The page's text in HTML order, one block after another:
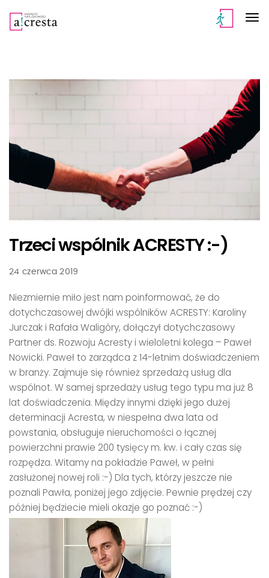
Trzeci wspólnik ACRESTY :-)
24 czerwca 2019
Niezmiernie miło jest nam poinformować, że do
dotychczasowej dwójki wspólników ACRESTY: Karoliny
Jurczak i Rafała Waligóry, dołączył dotychczasowy
Partner ds. Rozwoju Acresty i wieloletni kolega – Paweł
Nowicki. Paweł to zarządca z 14-letnim doświadczeniem
w branży. Zajmuje się również sprzedażą usług dla
wspólnot. W samej sprzedaży usług tego typu ma już 8
lat doświadczenia. Między innymi dzięki jego dużej
determinacji Acresta, w niespełna dwa lata od
powstania, obsługuje nieruchomości o łącznej
powierzchni prawie 200 tysięcy m. kw. i cały czas się
rozpędza. Witamy na pokładzie Paweł, w pełni
zasłużonej nowej roli :-) Dla tych, którzy jeszcze nie
poznali Pawła, poniżej jego zdjęcie. Pewnie prędzej czy
później będziecie mieli okazje go poznać :-)